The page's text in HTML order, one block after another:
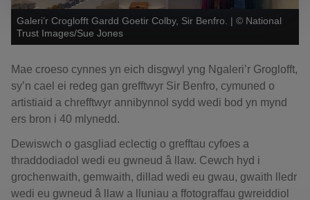
Galeri’r Croglofft Gardd Goetir Colby, Sir Benfro. | © National
Trust Images/Sue Jones
Mae croeso cynnes yn eich disgwyl yng Ngaleri’r Groglofft,
sy’n cael ei redeg gan grefftwyr Sir Benfro, cymuned o
artistiaid a chrefftwyr annibynnol sydd wedi bod yn mynd
ers bron i 40 mlynedd.
Dewiswch o gasgliad eclectig o grefftau cyfoes a
thraddodiadol wedi eu gwneud â llaw. Cewch hyd i
grochenwaith, gemwaith, dillad wedi eu gwau, gwaith lledr
wedi eu gwneud â llaw a lluniau a ffotograffau gwreiddiol